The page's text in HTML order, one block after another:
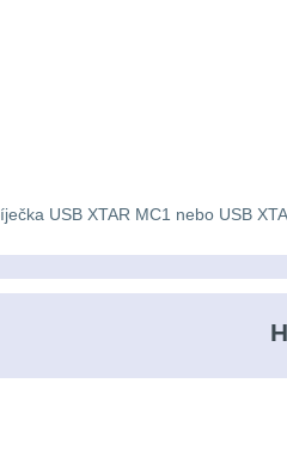
USB XTAR MC1 nebo USB